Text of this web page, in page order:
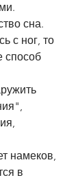
сна.
с ног, то
способ
намеков,
в